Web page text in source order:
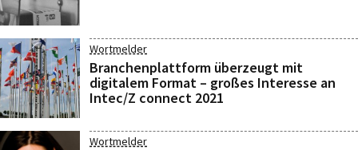
Wortmelder
Branchenplattform überzeugt mit
digitalem Format – großes Interesse an
Intec/Z connect 2021
Wortmelder